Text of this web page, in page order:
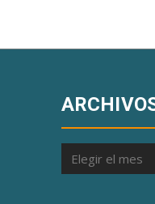
Archivos